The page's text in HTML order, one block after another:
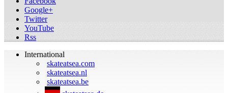
Google+
Twitter
YouTube
Rss
International
skateatsea.com
skateatsea.nl
skateatsea.be